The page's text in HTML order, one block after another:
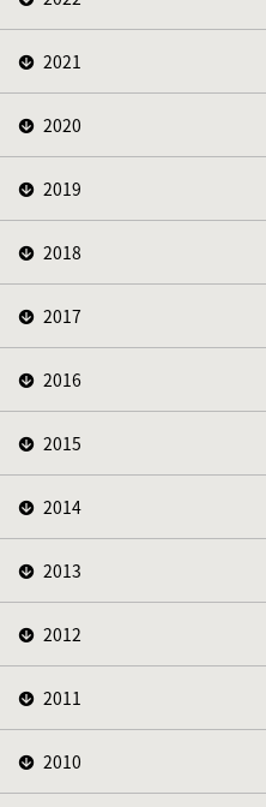
2021
2020
2019
2018
2017
2016
2015
2014
2013
2012
2011
2010